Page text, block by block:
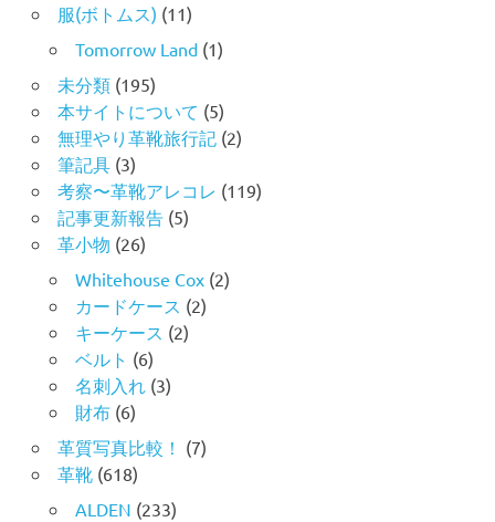
服(ボトムス) (11)
Tomorrow Land(1)
未分類(195)
本サイトについて (5)
無理やり革靴旅行記 (2)
筆記具(3)
考察〜革靴アレコレ (119)
記事更新報告(5)
革小物 (26)
Whitehouse Cox(2)
カードケース (2)
キーケース (2)
ベルト (6)
名刺入れ (3)
財布(6)
革質写真比較！ (7)
革靴(618)
ALDEN (233)